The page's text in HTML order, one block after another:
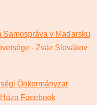
Samospráva v Maďarsku
- Zväz Slovákov
Önkormányzat
Facebook